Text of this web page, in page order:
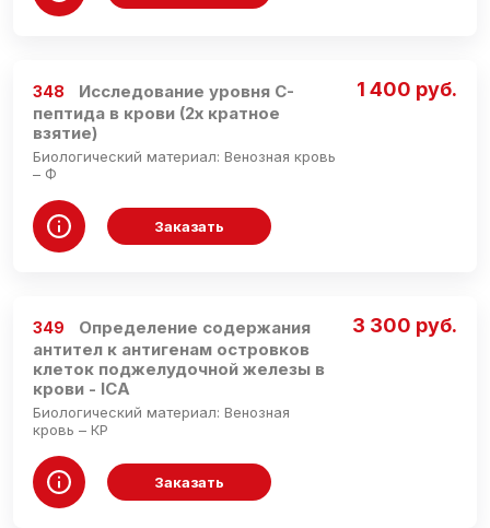
348
Исследование уровня C-
пептида в крови (2х кратное
взятие)
Биологический материал: Венозная кровь
– Ф
1 400 руб.
Заказать
349
Определение содержания
антител к антигенам островков
клеток поджелудочной железы в
крови - ICA
Биологический материал: Венозная
кровь – КР
3 300 руб.
Заказать